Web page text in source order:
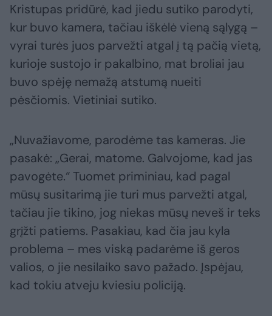
Kristupas pridūrė, kad jiedu sutiko parodyti,
kur buvo kamera, tačiau iškėlė vieną sąlygą –
vyrai turės juos parvežti atgal į tą pačią vietą,
kurioje sustojo ir pakalbino, mat broliai jau
buvo spėję nemažą atstumą nueiti
pėsčiomis. Vietiniai sutiko.
„Nuvažiavome, parodėme tas kameras. Jie
pasakė: „Gerai, matome. Galvojome, kad jas
pavogėte.“ Tuomet priminiau, kad pagal
mūsų susitarimą jie turi mus parvežti atgal,
tačiau jie tikino, jog niekas mūsų neveš ir teks
grįžti patiems. Pasakiau, kad čia jau kyla
problema – mes viską padarėme iš geros
valios, o jie nesilaiko savo pažado. Įspėjau,
kad tokiu atveju kviesiu policiją.